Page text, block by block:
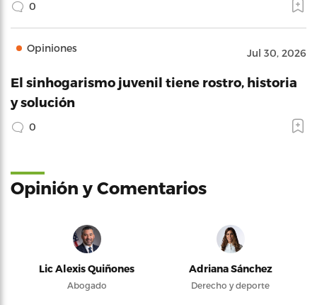
0
Opiniones Jul 30, 2026
El sinhogarismo juvenil tiene rostro, historia
y solución
0
Opinión y Comentarios
Lic Alexis Quiñones
Abogado
Adriana Sánchez
Derecho y deporte